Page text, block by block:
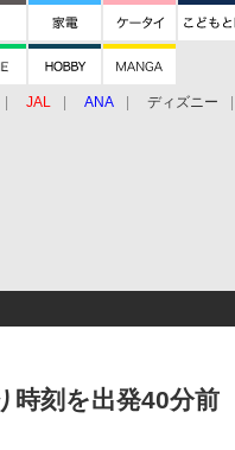
JAL ANA ディズニー
時刻を出発40分前